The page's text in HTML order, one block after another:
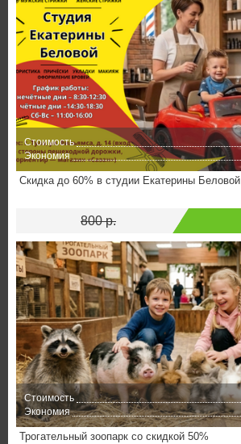
Стоимость
Экономия
Скидка до 60% в студии Екатерины Беловой
800 р.
Стоимость
Экономия
Трогательный зоопарк со скидкой 50%